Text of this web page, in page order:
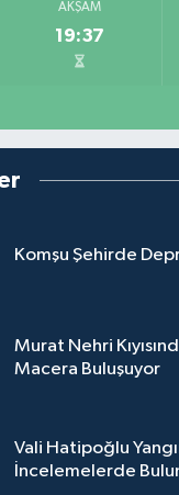
AKŞAM
19:37
Komşu Şehirde
Murat Nehri
Macera Buluşuyor
Vali Hatipoğlu
İncelemelerde